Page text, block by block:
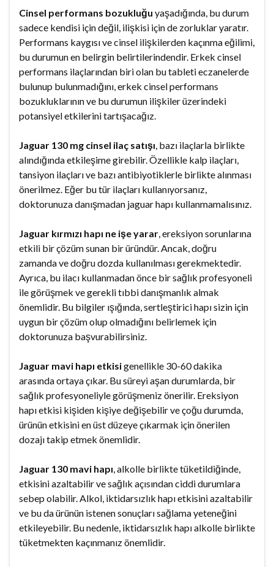
Cinsel performans bozukluğu yaşadığında, bu durum
sadece kendisi için değil, ilişkisi için de zorluklar yaratır.
Performans kaygısı ve cinsel ilişkilerden kaçınma eğilimi,
bu durumun en belirgin belirtilerindendir. Erkek cinsel
performans ilaçlarından biri olan bu tableti eczanelerde
bulunup bulunmadığını, erkek cinsel performans
bozukluklarının ve bu durumun ilişkiler üzerindeki
potansiyel etkilerini tartışacağız.
Jaguar 130 mg cinsel ilaç satışı, bazı ilaçlarla birlikte
alındığında etkileşime girebilir. Özellikle kalp ilaçları,
tansiyon ilaçları ve bazı antibiyotiklerle birlikte alınması
önerilmez. Eğer bu tür ilaçları kullanıyorsanız,
doktorunuza danışmadan jaguar hapı kullanmamalısınız.
Jaguar kırmızı hapı ne işe yarar, ereksiyon sorunlarına
etkili bir çözüm sunan bir üründür. Ancak, doğru
zamanda ve doğru dozda kullanılması gerekmektedir.
Ayrıca, bu ilacı kullanmadan önce bir sağlık profesyoneli
ile görüşmek ve gerekli tıbbi danışmanlık almak
önemlidir. Bu bilgiler ışığında, sertleştirici hapı sizin için
uygun bir çözüm olup olmadığını belirlemek için
doktorunuza başvurabilirsiniz.
Jaguar mavi hapı etkisigenellikle 30-60 dakika
arasında ortaya çıkar. Bu süreyi aşan durumlarda, bir
sağlık profesyoneliyle görüşmeniz önerilir. Ereksiyon
hapı etkisi kişiden kişiye değişebilir ve çoğu durumda,
ürünün etkisini en üst düzeye çıkarmak için önerilen
dozajı takip etmek önemlidir.
Jaguar 130 mavi hapı, alkolle birlikte tüketildiğinde,
etkisini azaltabilir ve sağlık açısından ciddi durumlara
sebep olabilir. Alkol, iktidarsızlık hapı etkisini azaltabilir
ve bu da ürünün istenen sonuçları sağlama yeteneğini
etkileyebilir. Bu nedenle, iktidarsızlık hapı alkolle birlikte
tüketmekten kaçınmanız önemlidir.